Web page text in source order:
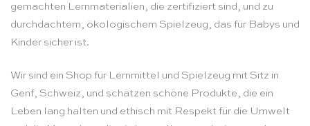
gemachten Lernmaterialien, die zertifiziert sind, und zu
durchdachtem, ökologischem Spielzeug, das für Babys und
Kinder sicher ist.
Wir sind ein Shop für Lernmittel und Spielzeug mit Sitz in
Genf, Schweiz, und schätzen schöne Produkte, die ein
Leben lang halten und ethisch mit Respekt für die Umwelt